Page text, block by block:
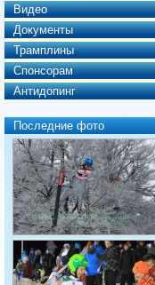
Видео
Документы
Трамплины
Спонсорам
Антидопинг
Последние фото